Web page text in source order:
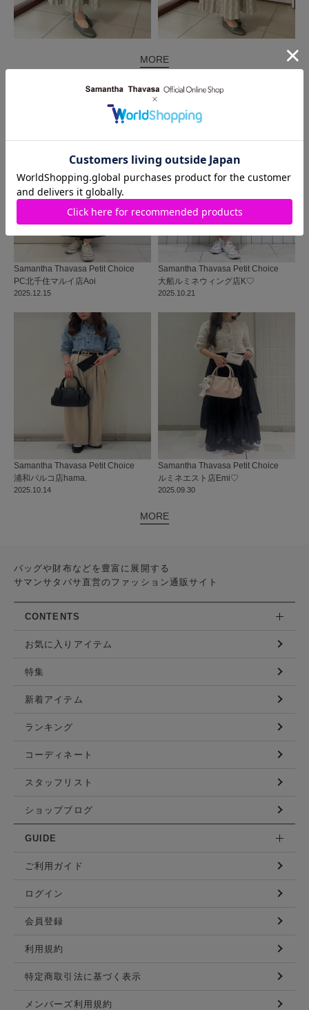
MORE
同じ商品を使った コーディネート
2025.12.15
Samantha Thavasa Petit Choice
PC北千住マルイ店Aoi
2025.10.21
Samantha Thavasa Petit Choice
大船ルミネウィング店K♡
2025.10.14
Samantha Thavasa Petit Choice
浦和パルコ店hama.
2025.09.30
Samantha Thavasa Petit Choice
ルミネエスト店Emi♡
MORE
バッグや財布などを豊富に展開する
サマンサタバサ直営のファッション通販サイト
CONTENTS
お気に入りアイテム
特集
新着アイテム
ランキング
コーディネート
スタッフリスト
ショップブログ
GUIDE
ご利用ガイド
ログイン
会員登録
利用規約
特定商取引法に基づく表示
メンバーズ利用規約